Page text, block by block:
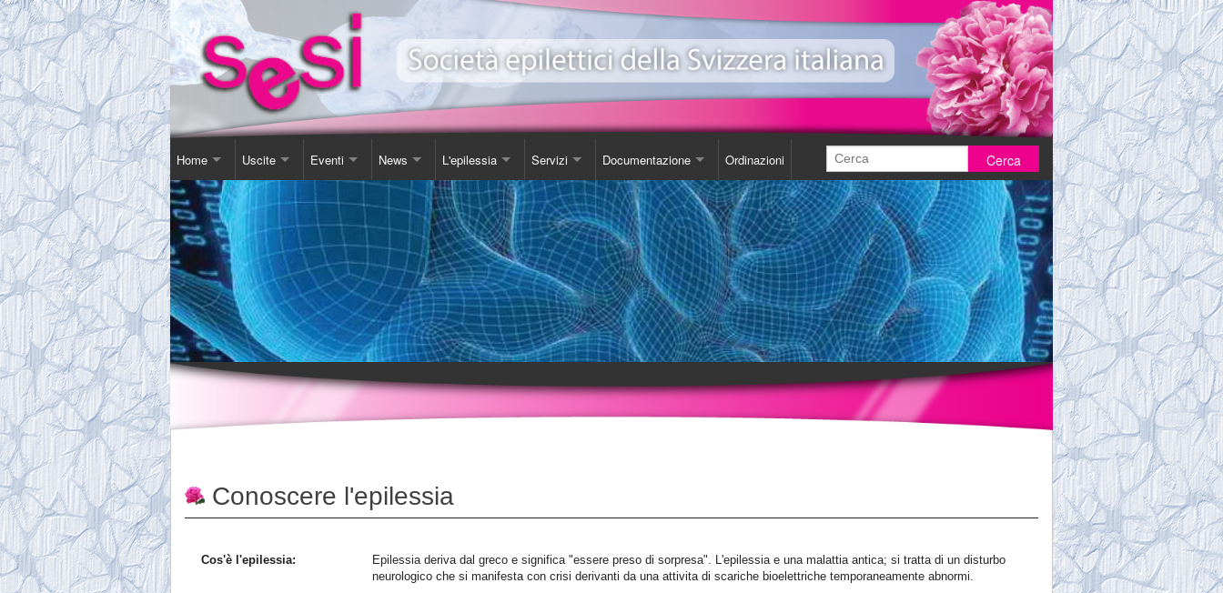
Home
Contatti
Chi Siamo
Comitato
Tassa Sociale
Statuto
Uscite
Corso Soggiorno
Gita Autunnale
Incontri in Piscina
Altro
Eventi
Giornata Inter-Nazionale Epilessia
Corsi e conferenze
Video Presentazione EeXpPiO
Sensibilizzazione
Teatro
News
Comunicazioni
Agenda
Esposizione sull'epilessia
Novita'
L'epilessia
Come Comportarsi
Servizi
Consulenza
Luoghi d'incontro
Biblioteca
Videoteca
Carta SOS
Documentazione
Libro
Studi
DVD
Opuscoli
Ordinazioni
Ordinazioni
Conoscere l'epilessia
Cos'è l'epilessia:
Epilessia deriva dal greco e significa "essere preso di sorpresa". L'epilessia e una malattia antica; si tratta di un disturbo
neurologico che si manifesta con crisi derivanti da una attivita di scariche bioelettriche temporaneamente abnormi.